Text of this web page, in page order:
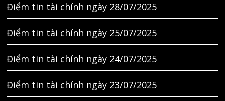
Điểm tin tài chính ngày 28/07/2025
Điểm tin tài chính ngày 25/07/2025
Điểm tin tài chính ngày 24/07/2025
Điểm tin tài chính ngày 23/07/2025